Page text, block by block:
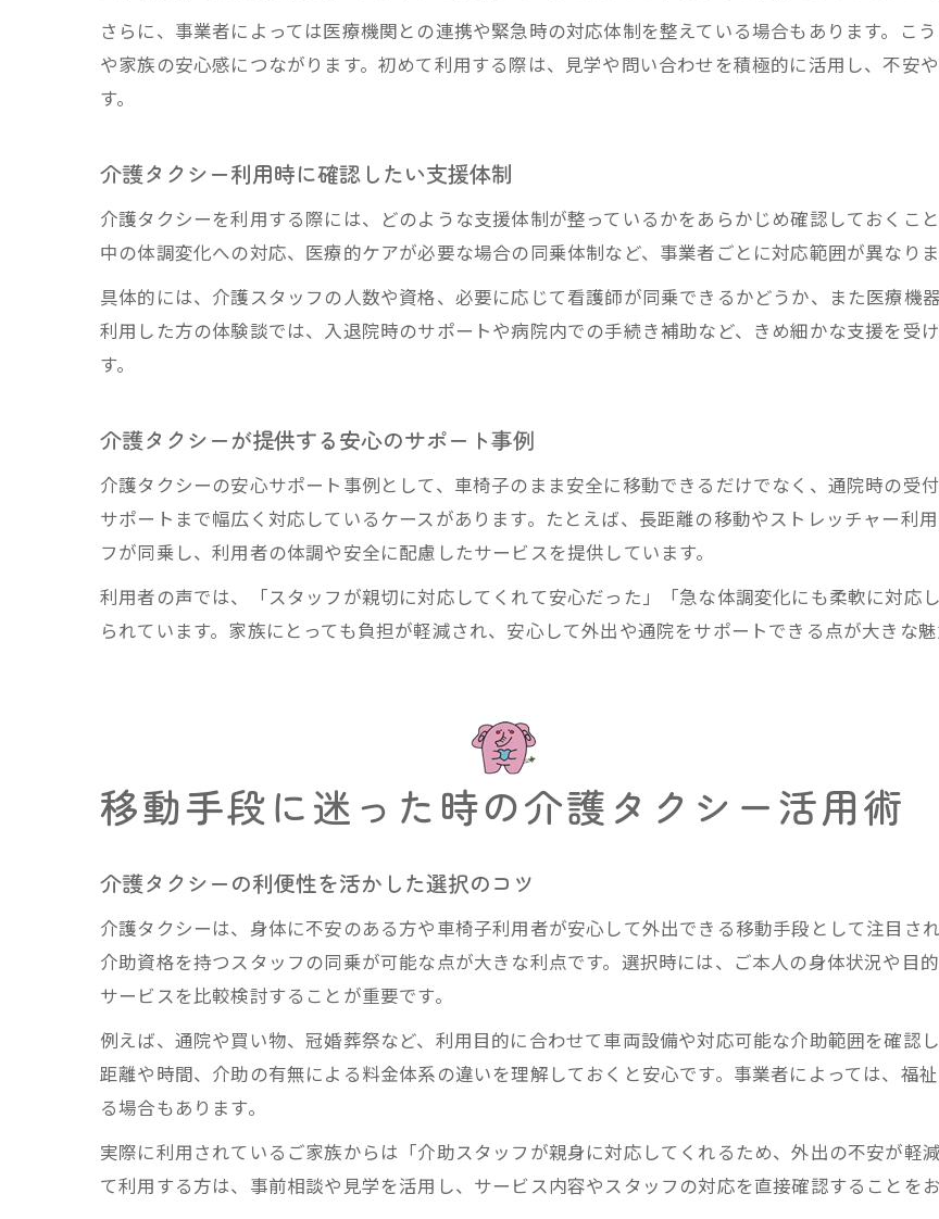
介護タクシー利用に役立つ事前準備のコツ
幅広いニーズに応える介護タクシーの特徴
介護タクシーが選ばれる理由と利用者の声
さらに、事業者によっては医療機関との連携や緊急時の対応体制を整えている場合もあります。こ
や家族の安心感につながります。初めて利用する際は、見学や問い合わせを積極的に活用し、不安
す。
介護タクシー利用時に確認したい支援体制
介護タクシーを利用する際には、どのような支援体制が整っているかをあらかじめ確認しておくこ
中の体調変化への対応、医療的ケアが必要な場合の同乗体制など、事業者ごとに対応範囲が異なりま
具体的には、介護スタッフの人数や資格、必要に応じて看護師が同乗できるかどうか、また医療機
利用した方の体験談では、入退院時のサポートや病院内での手続き補助など、きめ細かな支援を受
す。
介護タクシーが提供する安心のサポート事例
介護タクシーの安心サポート事例として、車椅子のまま安全に移動できるだけでなく、通院時の受
サポートまで幅広く対応しているケースがあります。たとえば、長距離の移動やストレッチャー利
フが同乗し、利用者の体調や安全に配慮したサービスを提供しています。
利用者の声では、「スタッフが親切に対応してくれて安心だった」「急な体調変化にも柔軟に対応
られています。家族にとっても負担が軽減され、安心して外出や通院をサポートできる点が大きな魅
移動手段に迷った時の介護タクシー活用術
介護タクシーの利便性を活かした選択のコツ
介護タクシーは、身体に不安のある方や車椅子利用者が安心して外出できる移動手段として注目さ
介助資格を持つスタッフの同乗が可能な点が大きな利点です。選択時には、ご本人の身体状況や目
サービスを比較検討することが重要です。
例えば、通院や買い物、冠婚葬祭など、利用目的に合わせて車両設備や対応可能な介助範囲を確認
距離や時間、介助の有無による料金体系の違いを理解しておくと安心です。事業者によっては、福
る場合もあります。
実際に利用されているご家族からは「介助スタッフが親身に対応してくれるため、外出の不安が軽
て利用する方は、事前相談や見学を活用し、サービス内容やスタッフの対応を直接確認することをお
お問い合わせはこちら
お問い合わせはこちら